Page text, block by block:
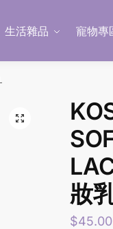
生活雜品 寵物專
妝
$45.00